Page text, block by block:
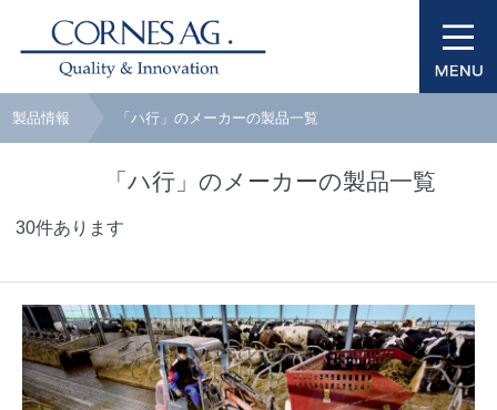
製品情報 「ハ行」のメーカーの製品一覧
「ハ行」のメーカーの製品一覧
30件あります